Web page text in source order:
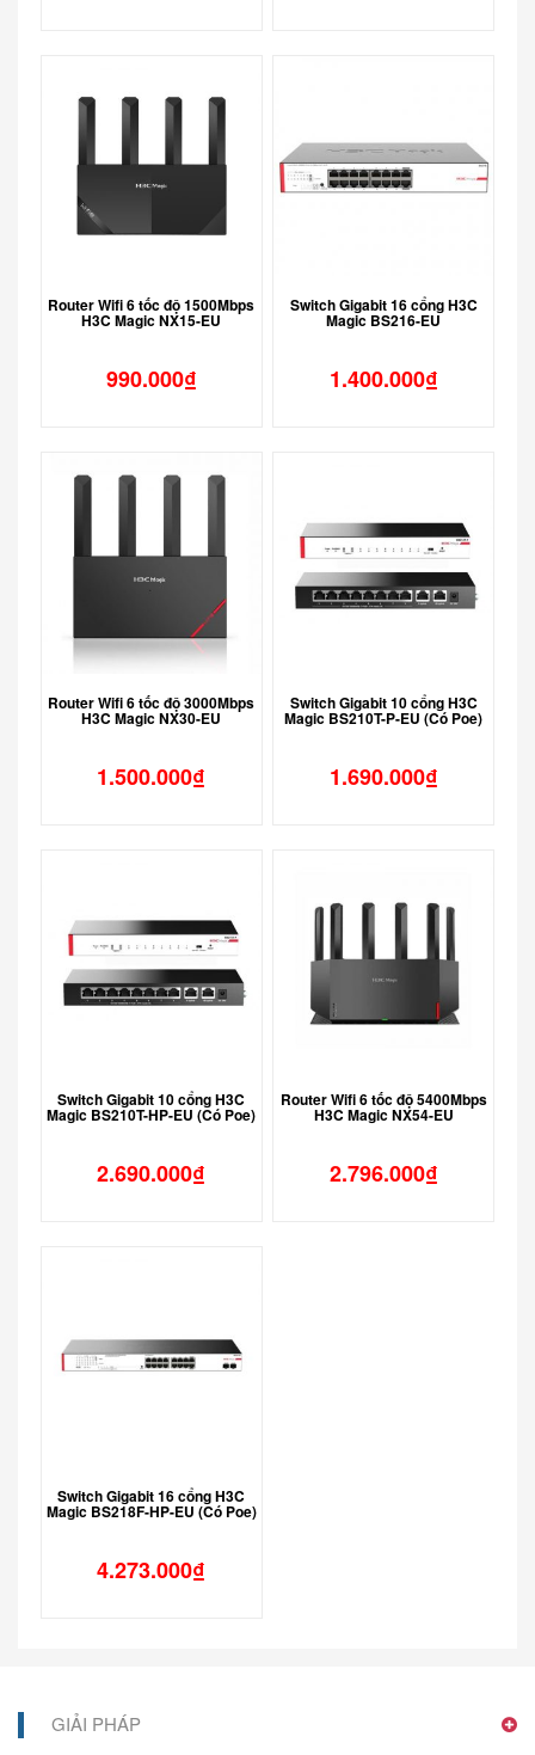
Router Wifi 6 tốc độ 1500Mbps
H3C Magic NX15-EU
990.000₫
Switch Gigabit 16 cổng H3C
Magic BS216-EU
1.400.000₫
Router Wifi 6 tốc độ 3000Mbps
H3C Magic NX30-EU
1.500.000₫
Switch Gigabit 10 cổng H3C
Magic BS210T-P-EU (Có Poe)
1.690.000₫
Switch Gigabit 10 cổng H3C
Magic BS210T-HP-EU (Có Poe)
2.690.000₫
Router Wifi 6 tốc độ 5400Mbps
H3C Magic NX54-EU
2.796.000₫
Switch Gigabit 16 cổng H3C
Magic BS218F-HP-EU (Có Poe)
4.273.000₫
GIẢI PHÁP